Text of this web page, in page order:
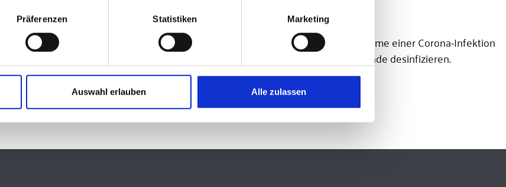
Präferenzen Statistiken Marketing
Auswahl erlauben Alle zulassen
umzusetzen. So sollten Personen, die infiziert sind oder Symptome einer Corona-Infektion
verzichten oder zum Eigen- und Fremdschutz eine Maske tragen und die Hände desinfizieren.
prinzipiell empfehlenswert sein.